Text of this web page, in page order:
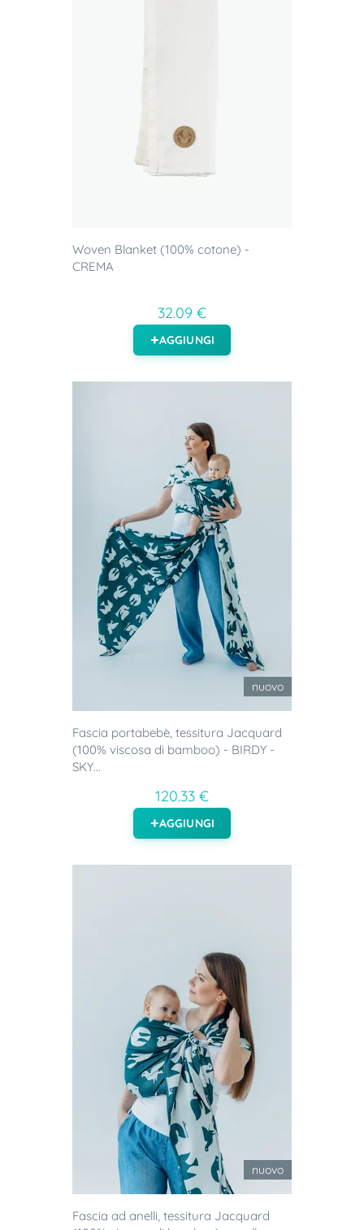
Woven Blanket (100% cotone) -
CREMA
32.09 €
AGGIUNGI
nuovo
Fascia portabebè, tessitura Jacquard
(100% viscosa di bamboo) - BIRDY -
SKY...
120.33 €
AGGIUNGI
nuovo
Fascia ad anelli, tessitura Jacquard